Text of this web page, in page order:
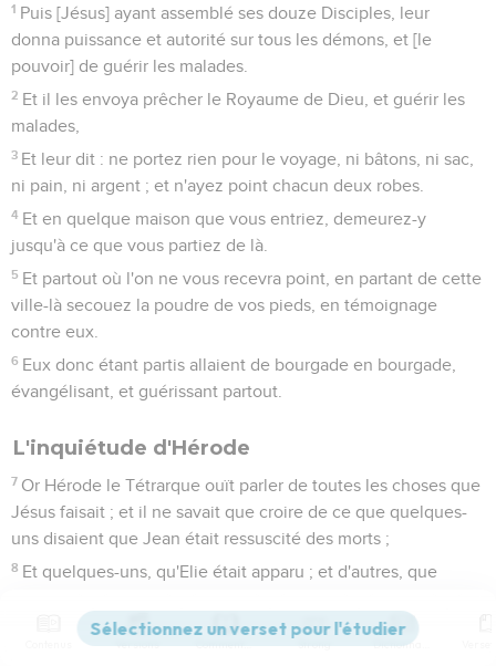
1 Puis [Jésus] ayant assemblé ses douze Disciples, leur
donna puissance et autorité sur tous les démons, et [le
pouvoir] de guérir les malades.
2 Et il les envoya prêcher le Royaume de Dieu, et guérir les
malades,
3 Et leur dit : ne portez rien pour le voyage, ni bâtons, ni sac,
ni pain, ni argent ; et n'ayez point chacun deux robes.
4 Et en quelque maison que vous entriez, demeurez-y
jusqu'à ce que vous partiez de là.
5 Et partout où l'on ne vous recevra point, en partant de cette
ville-là secouez la poudre de vos pieds, en témoignage
contre eux.
6 Eux donc étant partis allaient de bourgade en bourgade,
évangélisant, et guérissant partout.
L'inquiétude d'Hérode
7 Or Hérode le Tétrarque ouït parler de toutes les choses que
Jésus faisait ; et il ne savait que croire de ce que quelques-
uns disaient que Jean était ressuscité des morts ;
8 Et quelques-uns, qu'Elie était apparu ; et d'autres, que
Et Hérode dit : j'ai [fait] décapiter Jean ; qui est donc celui-
Versions Commentaires Strong